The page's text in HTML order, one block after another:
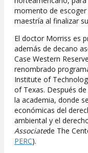
momento de
maestría al finalizar
El doctor Morriss es
además de decano
Case Western
renombrado
Institute of
of Texas. Después
la academia, donde
económicas del
ambiental y el
Associatede The
PERC).